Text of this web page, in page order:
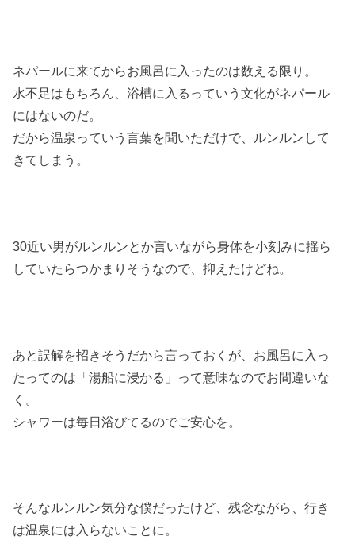
ネパールに来てからお風呂に入ったのは数える限り。
水不足はもちろん、浴槽に入るっていう文化がネパール
にはないのだ。
だから温泉っていう言葉を聞いただけで、ルンルンして
きてしまう。
30近い男がルンルンとか言いながら身体を小刻みに揺ら
していたらつかまりそうなので、抑えたけどね。
あと誤解を招きそうだから言っておくが、お風呂に入っ
たってのは「湯船に浸かる」って意味なのでお間違いな
く。
シャワーは毎日浴びてるのでご安心を。
そんなルンルン気分な僕だったけど、残念ながら、行き
は温泉には入らないことに。